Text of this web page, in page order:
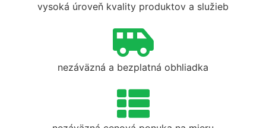
vysoká úroveň kvality produktov a služieb
nezáväzná a bezplatná obhliadka